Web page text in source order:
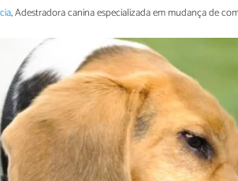
, Adestradora canina especializada em mudança de